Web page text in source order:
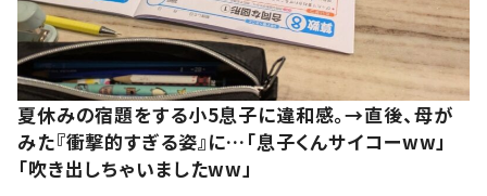
夏休みの宿題をする小5息子に違和感。→直後、母が
みた『衝撃的すぎる姿』に…「息子くんサイコーww」
「吹き出しちゃいましたww」